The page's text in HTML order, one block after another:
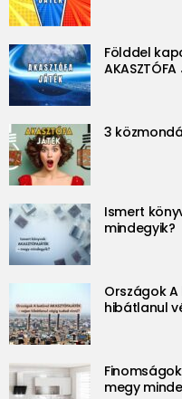
Földdel
AKASZTÓFA
3
Ismert
mindegyik?
Országok A
hibátlanul
Finomságok
megy